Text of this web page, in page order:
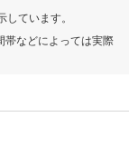
ています。
帯などによっては実際